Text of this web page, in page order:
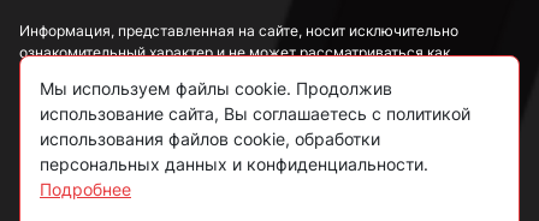
Информация, представленная на сайте, носит исключительно
ознакомительный характер и не может рассматриваться как
Политика конфиденциальности
Согласие на обработку данных
Мы используем файлы cookie. Продолжив
использование сайта, Вы соглашаетесь с политикой
использования файлов cookie, обработки
персональных данных и конфиденциальности.
Подробнее